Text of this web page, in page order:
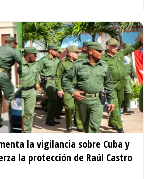
la vigilancia sobre Cuba y
la protección de Raúl Castro